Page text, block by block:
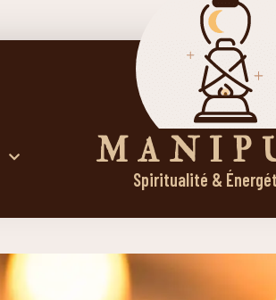
M A N I P
Spiritualité &